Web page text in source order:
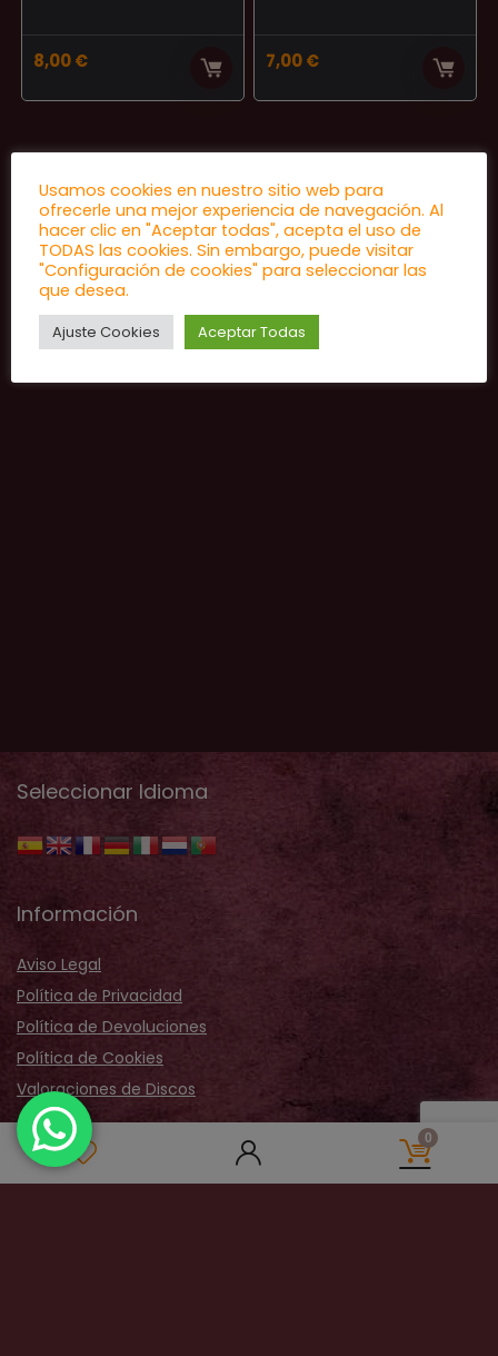
0
8,00€ 7,00€
Seleccionar Idioma
Información
Aviso Legal
Política de Privacidad
Política de Devoluciones
Política de Cookies
Valoraciones de Discos
Acerca de Nosotros
Sobre Nosotros
Usamos cookies en nuestro sitio web para
ofrecerle una mejor experiencia de navegación. Al
hacer clic en "Aceptar todas", acepta el uso de
TODAS las cookies. Sin embargo, puede visitar
"Configuración de cookies" para seleccionar las
que desea.
Ajuste Cookies Aceptar Todas